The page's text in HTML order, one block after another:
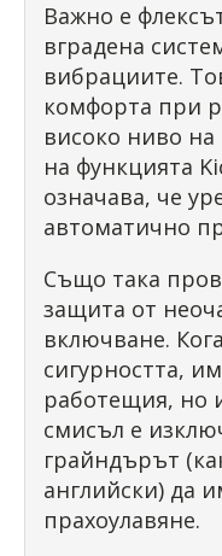
Важно е
вградена
вибрациите.
комфорта при
високо ниво на
на функцията
означава, че
автоматично
Също така
защита от
включване.
сигурността,
работещия, но
смисъл е
грайндърът
английски) да
прахоулавяне.